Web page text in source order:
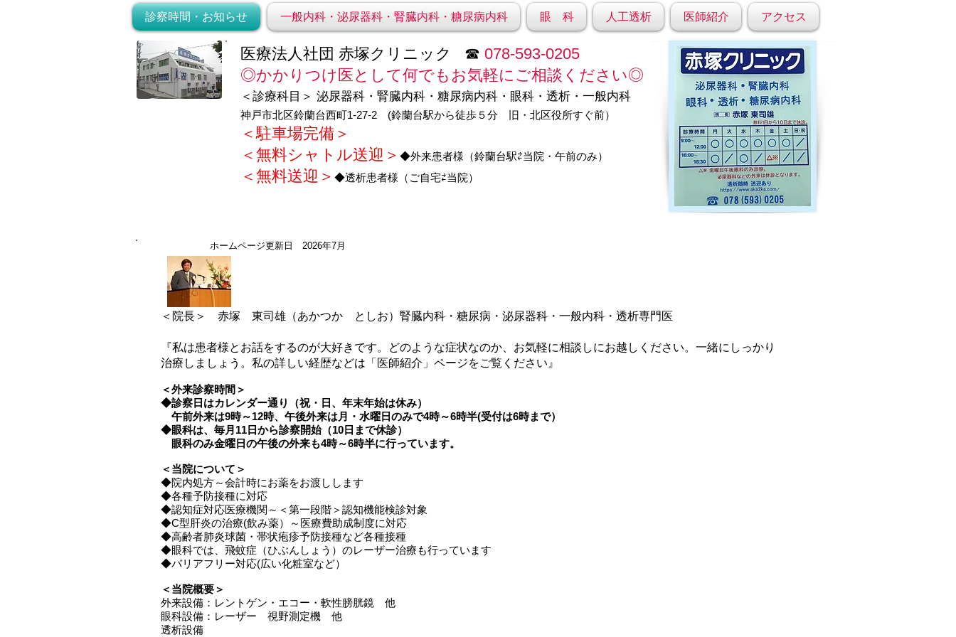
診察時間・お知らせ 一般内科・泌尿器科・腎臓内科・糖尿病内科 眼 科 人工透析 医師紹介 アクセス
医療法人社団 赤塚クリニック ☎ 078-593-0205
​◎かかりつけ医として何でもお気軽にご相談ください◎
＜診療科目＞ 泌尿器科・腎臓内科・糖尿病内科・眼科・透析・一般内科
神戸市北区鈴蘭台西町1-27-2 ​(鈴蘭台駅から徒歩５分 旧・北区役所すぐ前）
＜駐車場完備＞
＜無料シャトル送迎＞ ◆外来患者様（鈴蘭台駅⇄当院・午前のみ）
＜無料送迎＞ ◆透析患者様（ご自宅⇄当院）
ホームページ更新日 2026年7月
＜院長＞ 赤塚 東司雄（あかつか としお）腎臓内科・糖尿病・泌尿器科・一般内科・透析専門医
『私は患者様とお話をするのが大好きです。どのような症状なのか、お気軽に相談しにお越しください。一緒にしっかり
治療しましょう。私の詳しい経歴などは「医師紹介」ページをご覧ください』
​＜外来診察時間​＞
◆診察日はカレンダー通り（祝・日、年末年始は休み）
午前外来は9時～12時、午後外来は月・水曜日のみで4時～6時半(受付は6時まで）
◆眼科は、毎月11日から診察開始​（10日まで休診）
眼科のみ金曜日の午後の外来も4時～6時半に行っています。
＜当院について＞
◆院内処方～会計時にお薬をお渡しします
​◆各種予防接種に対応
◆認知症対応医療機関～＜第一段階＞認知機能検診対象
◆C型肝炎の治療(飲み薬）～ 医療費助成制度に対応
◆高齢者肺炎球菌・ 帯状疱疹予防接種など各種接種
◆眼科では、 飛蚊症（ひぶんしょう）のレーザー治療も行っています
◆バリアフリー対応(広い化粧室など）
＜当院概要＞
外来設備：レントゲン・エコー・軟性膀胱鏡 他
眼科設備：レーザー 視野測定機 他
透析設備